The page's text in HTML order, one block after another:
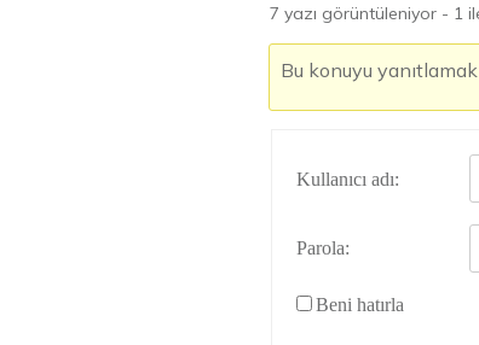
7 yazı görüntüleniyor - 1
Bu konuyu yanıtlamak
Kullanıcı adı:
Parola:
Beni hatırla